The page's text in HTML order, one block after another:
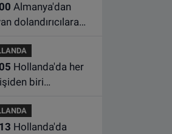
dolandırıcılara
biri